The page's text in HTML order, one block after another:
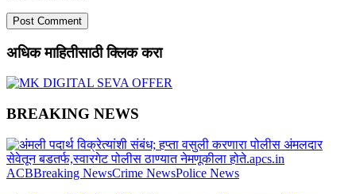
अधिक माहितीसाठी क्लिक करा
BREAKING NEWS
ACBBreaking NewsCrime NewsPolice News